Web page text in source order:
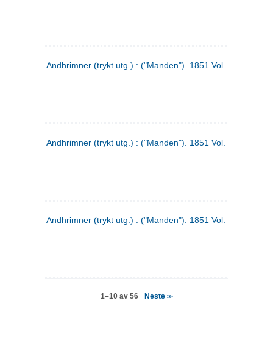
Andhrimner (trykt utg.) : ("Manden"). 1851 Vol. 2 Nr. 4
Andhrimner (trykt utg.) : ("Manden"). 1851 Vol. 2 Nr. 6
Andhrimner (trykt utg.) : ("Manden"). 1851 Vol. 1 Nr. 6
1–10 av 56 Neste>>